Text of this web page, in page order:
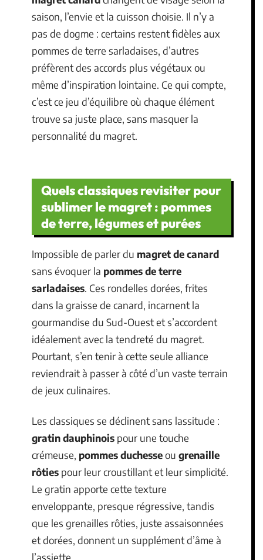
saison, l’envie et la cuisson choisie. Il n’y a
pas de dogme : certains restent fidèles aux
pommes de terre sarladaises, d’autres
préfèrent des accords plus végétaux ou
même d’inspiration lointaine. Ce qui compte,
c’est ce jeu d’équilibre où chaque élément
trouve sa juste place, sans masquer la
personnalité du magret.
Quels classiques revisiter pour
sublimer le magret : pommes
de terre, légumes et purées
Impossible de parler du magret de canard
sans évoquer la pommes de terre
sarladaises. Ces rondelles dorées, frites
dans la graisse de canard, incarnent la
gourmandise du Sud-Ouest et s’accordent
idéalement avec la tendreté du magret.
Pourtant, s’en tenir à cette seule alliance
reviendrait à passer à côté d’un vaste terrain
de jeux culinaires.
Les classiques se déclinent sans lassitude :
gratin dauphinois pour une touche
crémeuse, pommes duchesseou grenaille
rôties pour leur croustillant et leur simplicité.
Le gratin apporte cette texture
enveloppante, presque régressive, tandis
que les grenailles rôties, juste assaisonnées
et dorées, donnent un supplément d’âme à
l’assiette.